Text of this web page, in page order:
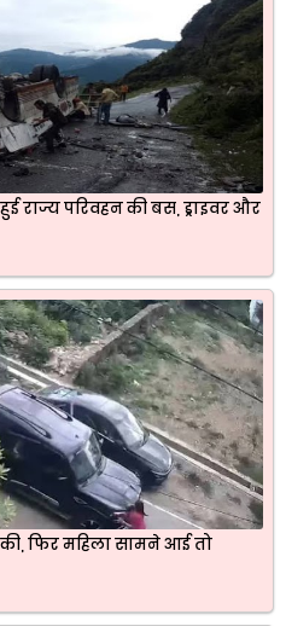
राज्य परिवहन की बस, ड्राइवर और
फिर महिला सामने आई तो